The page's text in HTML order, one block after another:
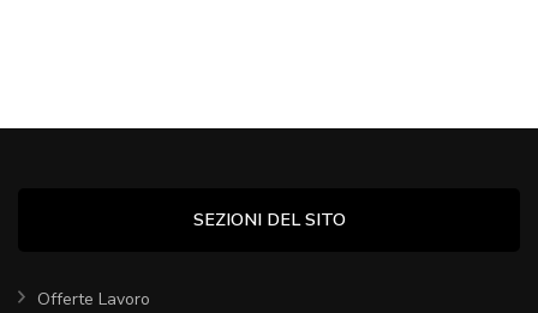
SEZIONI DEL SITO
Offerte Lavoro